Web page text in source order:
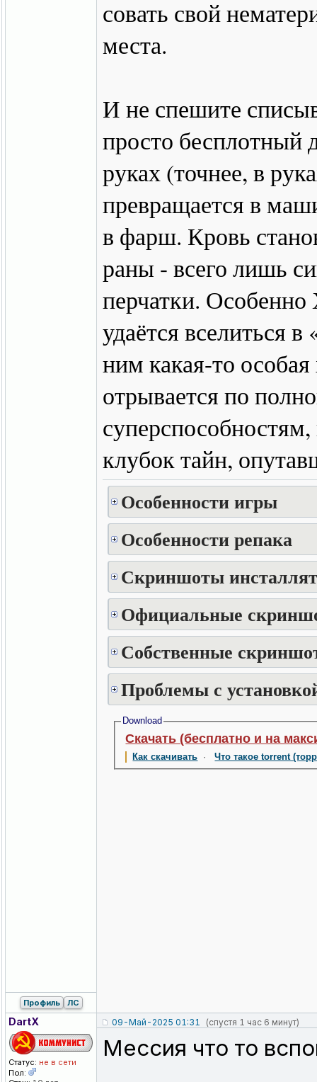
совать свой
места.
И не спешите
просто бесплотный
руках (точнее, в
превращается в
в фарш. Кровь
раны - всего лишь
перчатки. Особенно
удаётся вселиться
ним какая-то
отрывается по
клубок тайн,
Особенности игры
Особенности репака
Скриншоты
Официальные
Собственные
Проблемы с
Download
Скачать (бесплатно и на
Как скачивать ·Что такое torrent
Профиль ЛС
DartX
Статус: не в сети
Пол:
09-Май-2025 01:31 (спустя 1 час 6 минут)
Мессия что то